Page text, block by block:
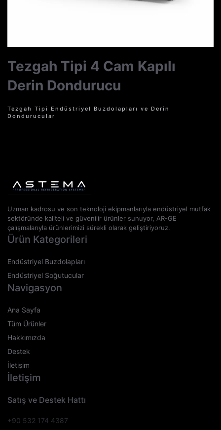
Tezgah Tipi 4 Cam Kapılı
Derin Dondurucu
Tezgah Tipi Endüstriyel Buzdolapları ve Derin
Dondurucular
Uzman kadrosu ve son teknoloji ekipmanlarıyla endüstriyel mutfak
sektöründe kaliteli ve güvenilir ürünler sunuyor, AR-GE
çalışmalarıyla ürünlerimizi sürekli olarak geliştiriyoruz.
Ürün Kategorileri
Endüstriyel Buzdolapları
Endüstriyel Soğutucular
Navigasyon
Ana Sayfa
Tüm Ürünler
Hakkımızda
Destek
İletişim
İletişim
Satış ve Destek Hattı
+90 532 174 4387